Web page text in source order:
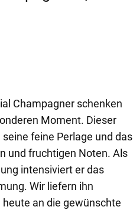
Champagner schenken
Moment. Dieser
feine Perlage und das
und fruchtigen Noten. Als
intensiviert er das
Wir liefern ihn
an die gewünschte